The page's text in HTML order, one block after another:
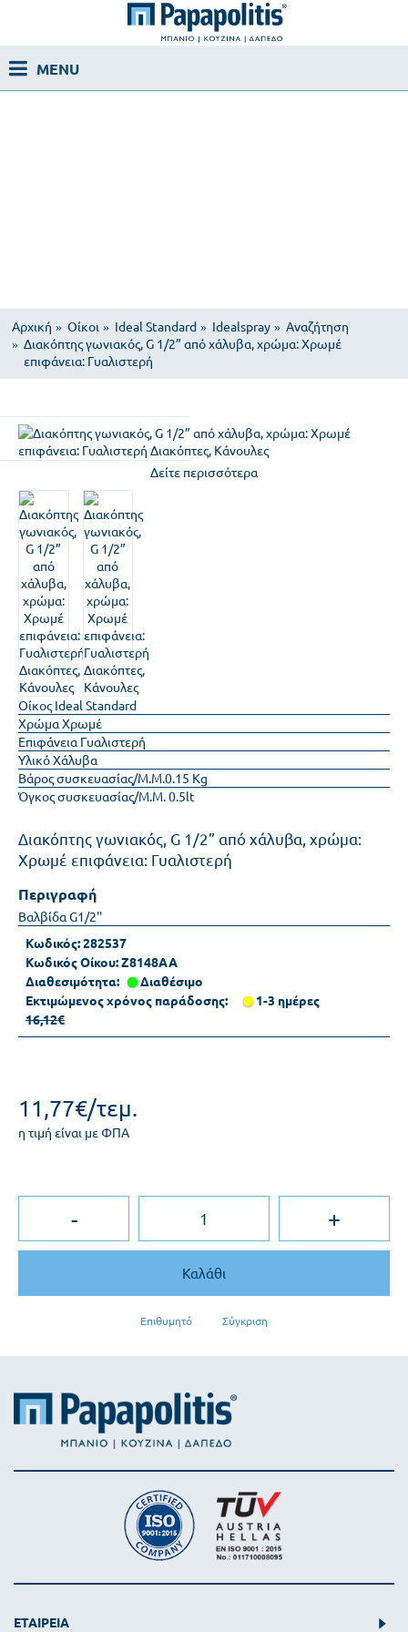
Αρχική Οίκοι Ideal Standard Idealspray
Αναζήτηση
Διακόπτης γωνιακός, G 1/2” από χάλυβα, χρώμα: Χρωμέ
επιφάνεια: Γυαλιστερή
Δείτε περισσότερα
Οίκος Ideal Standard
ΧρώμαΧρωμέ
Επιφάνεια Γυαλιστερή
ΥλικόΧάλυβα
Βάρος συσκευασίας/Μ.Μ.0.15 Kg
Όγκος συσκευασίας/Μ.Μ.0.5lt
Διακόπτης γωνιακός, G 1/2” από χάλυβα, χρώμα:
Χρωμέ επιφάνεια: Γυαλιστερή
Περιγραφή
Βαλβίδα G1/2''
Κωδικός:282537
Κωδικός Οίκου:Z8148AA
Διαθεσιμότητα:
Διαθέσιμο
Εκτιμώμενος χρόνος παράδοσης:
1-3 ημέρες
16,12€
11,77€/τεμ.
η τιμή είναι με ΦΠΑ
- +
Καλάθι
Επιθυμητό Σύγκριση
ΕΤΑΙΡΕΙΑ